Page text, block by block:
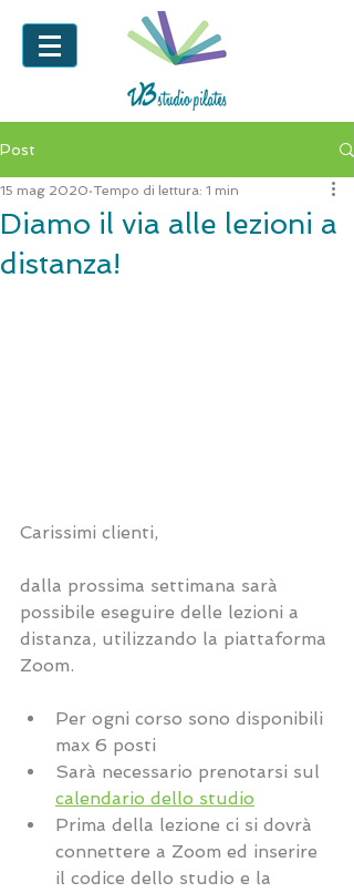
Post
Diamo il via alle lezioni a
distanza!
15 mag 2020 Tempo di lettura: 1 min
Carissimi clienti,
dalla prossima settimana sarà
possibile eseguire delle lezioni a
distanza, utilizzando la piattaforma
Zoom.
Per ogni corso sono disponibili
max 6 posti
Sarà necessario prenotarsi sul
calendario dello studio
Prima della lezione ci si dovrà
connettere a Zoom ed inserire
il codice dello studio e la